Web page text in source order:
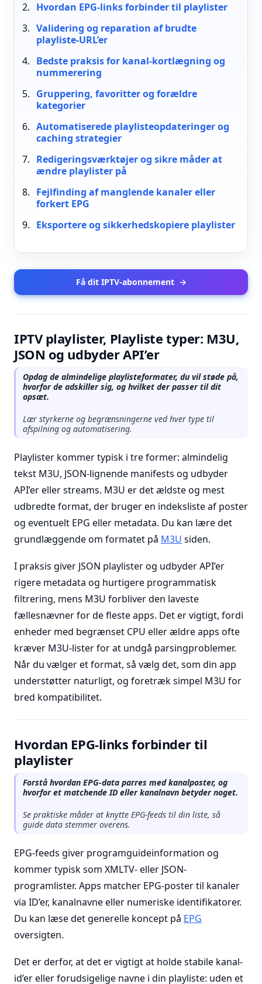
Hvordan EPG-links forbinder til playlister
Validering og reparation af brudte
playliste-URL’er
Bedste praksis for kanal-kortlægning og
nummerering
Gruppering, favoritter og forældre
kategorier
Automatiserede playlisteopdateringer og
caching strategier
Redigeringsværktøjer og sikre måder at
ændre playlister på
Fejlfinding af manglende kanaler eller
forkert EPG
Eksportere og sikkerhedskopiere playlister
Få dit IPTV-abonnement →
IPTV playlister, Playliste typer: M3U,
JSON og udbyder API’er
Opdag de almindelige playlisteformater, du vil støde på,
hvorfor de adskiller sig, og hvilket der passer til dit
opsæt.
Lær styrkerne og begrænsningerne ved hver type til
afspilning og automatisering.
Playlister kommer typisk i tre former: almindelig
tekst M3U, JSON-lignende manifests og udbyder
API’er eller streams. M3U er det ældste og mest
udbredte format, der bruger en indeksliste af poster
og eventuelt EPG eller metadata. Du kan lære det
grundlæggende om formatet på M3U siden.
I praksis giver JSON playlister og udbyder API’er
rigere metadata og hurtigere programmatisk
filtrering, mens M3U forbliver den laveste
fællesnævner for de fleste apps. Det er vigtigt, fordi
enheder med begrænset CPU eller ældre apps ofte
kræver M3U-lister for at undgå parsingproblemer.
Når du vælger et format, så vælg det, som din app
understøtter naturligt, og foretræk simpel M3U for
bred kompatibilitet.
Hvordan EPG-links forbinder til
playlister
Forstå hvordan EPG-data parres med kanalposter, og
hvorfor et matchende ID eller kanalnavn betyder noget.
Se praktiske måder at knytte EPG-feeds til din liste, så
guide data stemmer overens.
EPG-feeds giver programguideinformation og
kommer typisk som XMLTV- eller JSON-
programlister. Apps matcher EPG-poster til kanaler
via ID’er, kanalnavne eller numeriske identifikatorer.
Du kan læse det generelle koncept på EPG
oversigten.
Det er derfor, at det er vigtigt at holde stabile kanal-
id’er eller forudsigelige navne i din playliste: uden et